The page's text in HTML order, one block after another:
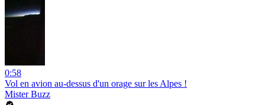
0:58
Vol en avion au-dessus d'un orage sur les Alpes !
Mister Buzz